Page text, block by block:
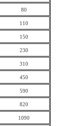
80
110
150
230
310
450
590
820
1090